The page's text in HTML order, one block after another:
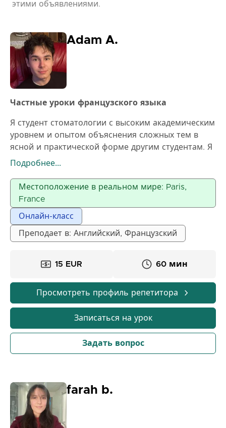
этими объявлениями.
Adam A.
Частные уроки французского языка
Я студент стоматологии с высоким академическим
уровнем и опытом объяснения сложных тем в
ясной и практической форме другим студентам. Я
обучал сверстников в рамках индивидуальных
внимание пониманию, а не заучиванию. Мои
уроки хорошо организованы, начиная с основных
концепций, затем переходя к клиническим
примерам, пошаговым объяснениям и кратким
резюме для закрепления знаний. Я адаптирую
каждый урок под уровень и цели студента, делая
результате моих занятий студенты могут ожидать
клинического мышления и получения
уверенности в применении теории на экзаменах и
в реальных случаях.
Подробнее...
Местоположение в реальном мире: Paris,
France
Онлайн-класс
Преподает в: Английский, Французский
15 EUR 60 мин
Просмотреть профиль репетитора
Записаться на урок
Задать вопрос
farah b.